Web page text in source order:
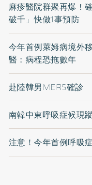
麻疹醫院群聚再爆！
破千」快做1事預防
今年首例萊姆病境外
醫：病程恐拖數年
赴陸韓男MERS確診
南韓中東呼吸症候現
注意！今年首例呼吸